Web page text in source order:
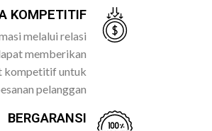
KOMPETITIF
melalui relasi
memberikan
kompetitif untuk
pelanggan
BERGARANSI